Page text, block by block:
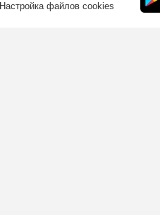
Настройка файлов cookies